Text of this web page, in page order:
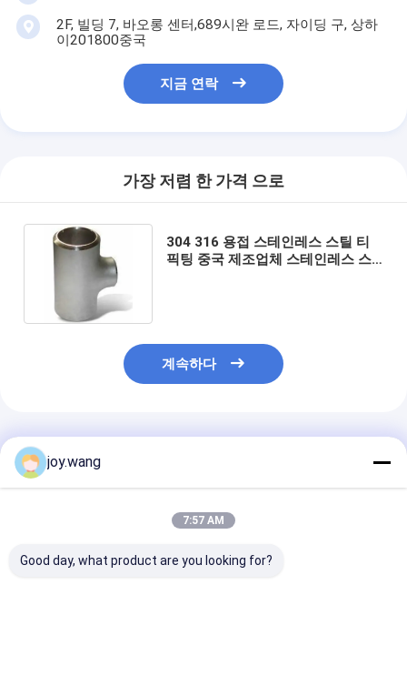
2F, 빌딩 7, 바오롱 센터,689시완 로드, 자이딩 구, 상하
이201800중국
지금 연락
가장 저렴 한 가격 으로
304 316 용접 스테인레스 스틸 티
픽팅 중국 제조업체 스테인레스 스
계속하다
추천된 제품
joy.wang
7:57 AM
Good day, what product are you looking for?